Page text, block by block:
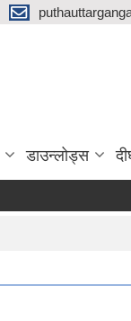
डाउन्लोड्स